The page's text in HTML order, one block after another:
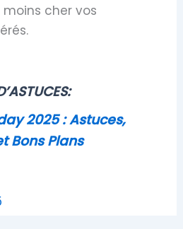
moins cher vos
2025 : Astuces,
Bons Plans